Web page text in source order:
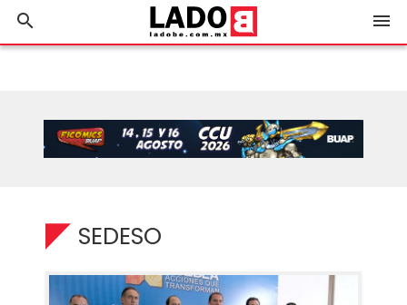
search menu
SEDESO